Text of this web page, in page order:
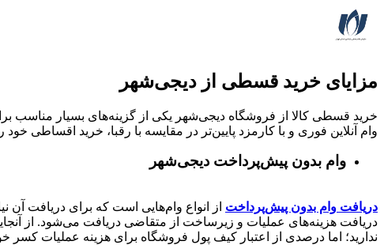
مزایای خرید قسطی از دیجی‌شهر
خرید قسطی کالا از فروشگاه دیجی‌شهر یکی از گزینه‌های بسیار مناسب
وام آنلاین فوری و با کارمزد پایین‌تر در مقایسه با رقبا، خرید اقساطی خود
وام بدون پیش‌پرداخت‌ دیجی‌شهر
دریافت وام بدون پیش‌پرداخت از انواع وام‌هایی است که برای دریافت آن
دریافت هزینه‌های عملیات و زیرساخت از متقاضی دریافت می‌شود. از
ندارید؛ اما درصدی از اعتبار کیف پول فروشگاه برای هزینه عملیات کسر